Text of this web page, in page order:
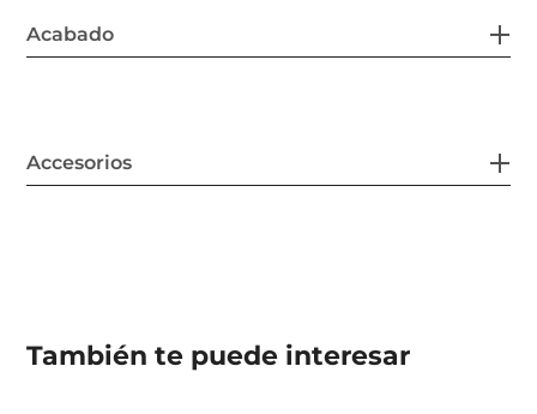
Acabado
Accesorios
También te puede interesar